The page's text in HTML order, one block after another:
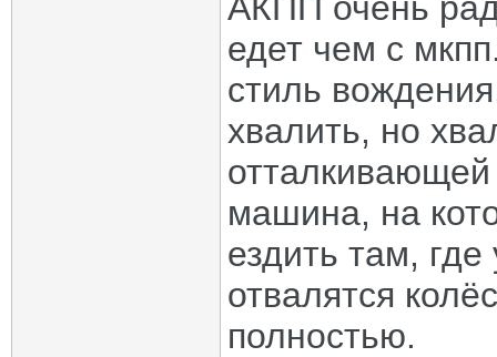
едет чем с
стиль
хвалить, но
машина, на
ездить там,
отвалятся
полностью.